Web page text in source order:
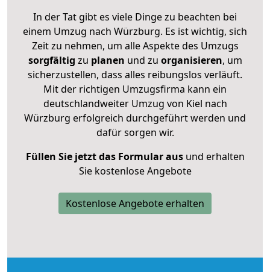
In der Tat gibt es viele Dinge zu beachten bei
einem Umzug nach Würzburg. Es ist wichtig, sich
Zeit zu nehmen, um alle Aspekte des Umzugs
sorgfältig zu planen und zu organisieren, um
sicherzustellen, dass alles reibungslos verläuft.
Mit der richtigen Umzugsfirma kann ein
deutschlandweiter Umzug von Kiel nach
Würzburg erfolgreich durchgeführt werden und
dafür sorgen wir.
Füllen Sie jetzt das Formular ausund erhalten
Sie kostenlose Angebote
Kostenlose Angebote erhalten